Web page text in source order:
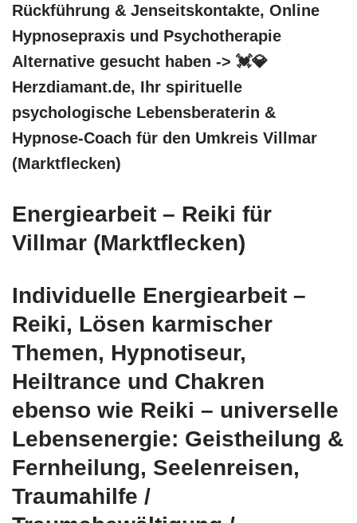
Rückführung & Jenseitskontakte, Online
Hypnosepraxis und Psychotherapie
Alternative gesucht haben -> 💓️💎
Herzdiamant.de, Ihr spirituelle
psychologische Lebensberaterin &
Hypnose-Coach für den Umkreis Villmar
(Marktflecken)
Energiearbeit – Reiki für
Villmar (Marktflecken)
Individuelle Energiearbeit –
Reiki, Lösen karmischer
Themen, Hypnotiseur,
Heiltrance und Chakren
ebenso wie Reiki – universelle
Lebensenergie: Geistheilung &
Fernheilung, Seelenreisen,
Traumahilfe /